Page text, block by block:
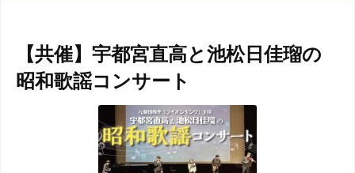
【共催】宇都宮直高と池松日佳瑠の
昭和歌謡コンサート